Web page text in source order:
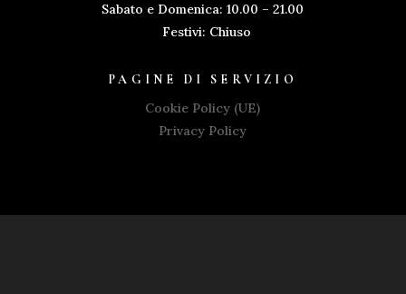
Sabato e Domenica: 10.00 – 21.00
Festivi: Chiuso
PAGINE DI SERVIZIO
Cookie Policy (UE)
Privacy Policy